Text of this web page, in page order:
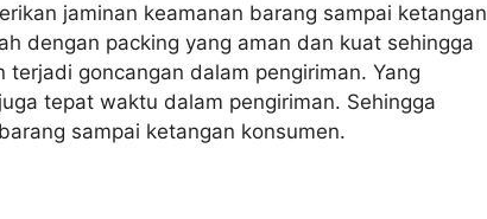
jaminan keamanan barang sampai ketangan
dengan packing yang aman dan kuat sehingga
goncangan dalam pengiriman. Yang
tepat waktu dalam pengiriman. Sehingga
sampai ketangan konsumen.